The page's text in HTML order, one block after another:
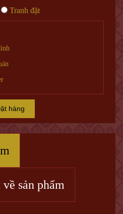
Tranh đặt
hàng
sản phẩm